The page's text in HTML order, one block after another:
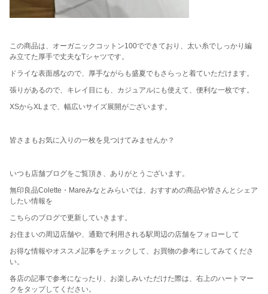
この商品は、オーガニックコットン100でできており、太い糸でしっかり編
み立てた厚手で丈夫なTシャツです。
ドライな表面感なので、厚手ながらも盛夏でもさらっと着ていただけます。
張りがあるので、キレイ目にも、カジュアルにも使えて、便利な一枚です。
XSからXLまで、幅広いサイズ展開がございます。
皆さまもお気に入りの一枚を見つけてみませんか？
いつも店舗ブログをご覧頂き、ありがとうございます。
無印良品Colette・Mareみなとみらいでは、おすすめの商品や皆さんとシェア
したい情報を
こちらのブログで更新していきます。
お住まいの周辺店舗や、通勤で利用される駅周辺の店舗をフォローして
お得な情報やオススメ記事をチェックして、お買物の参考にしてみてくださ
い。
各店の記事で参考になったり、お楽しみいただけた際は、右上のハートマー
クをタップしてください。